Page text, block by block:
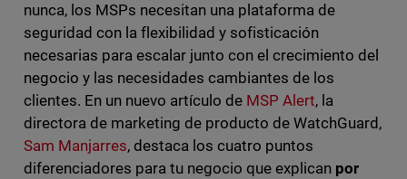
nunca, los MSPs necesitan una plataforma de
seguridad con la flexibilidad y sofisticación
necesarias para escalar junto con el crecimiento del
negocio y las necesidades cambiantes de los
clientes. En un nuevo artículo de MSP Alert, la
directora de marketing de producto de WatchGuard,
Sam Manjarres, destaca los cuatro puntos
diferenciadores para tu negocio que explican por